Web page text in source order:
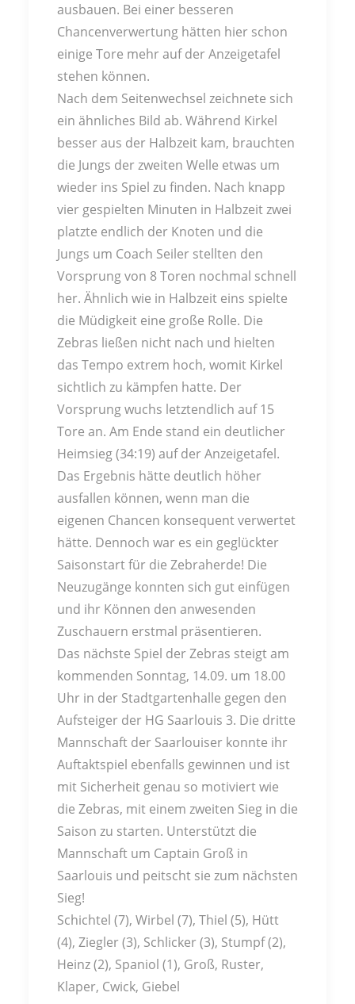
ausbauen. Bei einer besseren
Chancenverwertung hätten hier schon
einige Tore mehr auf der Anzeigetafel
stehen können.
Nach dem Seitenwechsel zeichnete sich
ein ähnliches Bild ab. Während Kirkel
besser aus der Halbzeit kam, brauchten
die Jungs der zweiten Welle etwas um
wieder ins Spiel zu finden. Nach knapp
vier gespielten Minuten in Halbzeit zwei
platzte endlich der Knoten und die
Jungs um Coach Seiler stellten den
Vorsprung von 8 Toren nochmal schnell
her. Ähnlich wie in Halbzeit eins spielte
die Müdigkeit eine große Rolle. Die
Zebras ließen nicht nach und hielten
das Tempo extrem hoch, womit Kirkel
sichtlich zu kämpfen hatte. Der
Vorsprung wuchs letztendlich auf 15
Tore an. Am Ende stand ein deutlicher
Heimsieg (34:19) auf der Anzeigetafel.
Das Ergebnis hätte deutlich höher
ausfallen können, wenn man die
eigenen Chancen konsequent verwertet
hätte. Dennoch war es ein geglückter
Saisonstart für die Zebraherde! Die
Neuzugänge konnten sich gut einfügen
und ihr Können den anwesenden
Zuschauern erstmal präsentieren.
Das nächste Spiel der Zebras steigt am
kommenden Sonntag, 14.09. um 18.00
Uhr in der Stadtgartenhalle gegen den
Aufsteiger der HG Saarlouis 3. Die dritte
Mannschaft der Saarlouiser konnte ihr
Auftaktspiel ebenfalls gewinnen und ist
mit Sicherheit genau so motiviert wie
die Zebras, mit einem zweiten Sieg in die
Saison zu starten. Unterstützt die
Mannschaft um Captain Groß in
Saarlouis und peitscht sie zum nächsten
Sieg!
Schichtel (7), Wirbel (7), Thiel (5), Hütt
(4), Ziegler (3), Schlicker (3), Stumpf (2),
Heinz (2), Spaniol (1), Groß, Ruster,
Klaper, Cwick, Giebel